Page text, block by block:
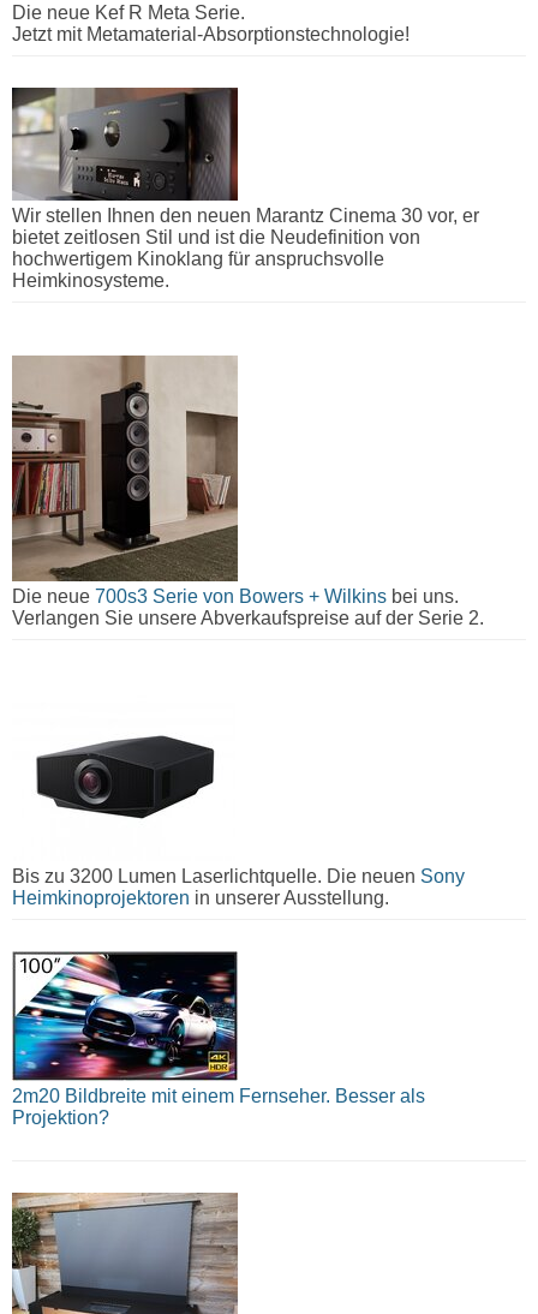
Die neue Kef R Meta Serie.
Jetzt mit Metamaterial-Absorptionstechnologie!
Wir stellen Ihnen den neuen Marantz Cinema 30 vor, er
bietet zeitlosen Stil und ist die Neudefinition von
hochwertigem Kinoklang für anspruchsvolle
Heimkinosysteme.
Die neue 700s3 Serie von Bowers + Wilkins bei uns.
Verlangen Sie unsere Abverkaufspreise auf der Serie 2.
Bis zu 3200 Lumen Laserlichtquelle. Die neuen Sony
Heimkinoprojektoren in unserer Ausstellung.
2m20 Bildbreite mit einem Fernseher. Besser als
Projektion?